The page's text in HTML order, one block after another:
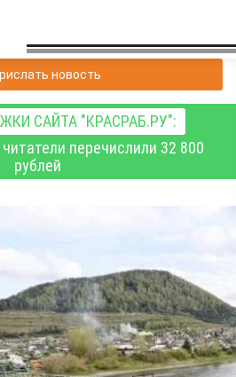
новость
САЙТА "КРАСРАБ.РУ":
перечислили 32 800
рублей
здоровья»
на шести
края